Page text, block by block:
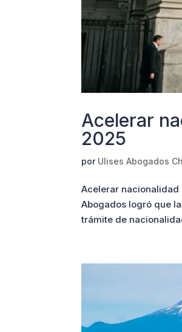
Acelerar
2025
por Ulises Abogados
Acelerar nacionalidad
Abogados logró que
trámite de